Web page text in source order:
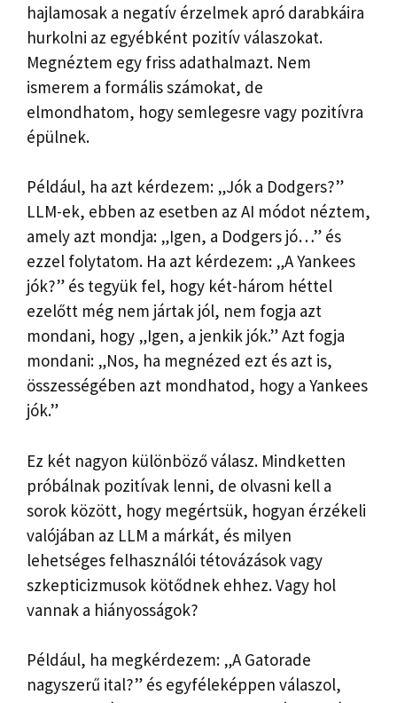
hajlamosak a negatív érzelmek apró darabkáira
hurkolni az egyébként pozitív válaszokat.
Megnéztem egy friss adathalmazt. Nem
ismerem a formális számokat, de
elmondhatom, hogy semlegesre vagy pozitívra
épülnek.
Például, ha azt kérdezem: „Jók a Dodgers?”
LLM-ek, ebben az esetben az AI módot néztem,
amely azt mondja: „Igen, a Dodgers jó…” és
ezzel folytatom. Ha azt kérdezem: „A Yankees
jók?” és tegyük fel, hogy két-három héttel
ezelőtt még nem jártak jól, nem fogja azt
mondani, hogy „Igen, a jenkik jók.” Azt fogja
mondani: „Nos, ha megnézed ezt és azt is,
összességében azt mondhatod, hogy a Yankees
jók.”
Ez két nagyon különböző válasz. Mindketten
próbálnak pozitívak lenni, de olvasni kell a
sorok között, hogy megértsük, hogyan érzékeli
valójában az LLM a márkát, és milyen
lehetséges felhasználói tétovázások vagy
szkepticizmusok kötődnek ehhez. Vagy hol
vannak a hiányosságok?
Például, ha megkérdezem: „A Gatorade
nagyszerű ital?” és egyféleképpen válaszol,